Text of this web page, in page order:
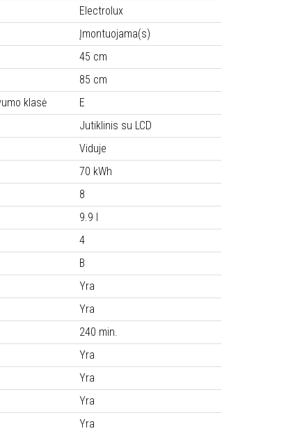
Electrolux
Įmontuojama(s)
45 cm
85 cm
klasė
E
Jutiklinis su LCD
Viduje
70 kWh
8
9.9 l
4
B
Yra
Yra
240 min.
Yra
Yra
Yra
Yra